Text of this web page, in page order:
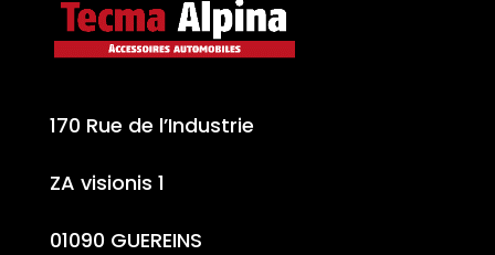
170 Rue de l’Industrie
ZA visionis 1
01090 GUEREINS